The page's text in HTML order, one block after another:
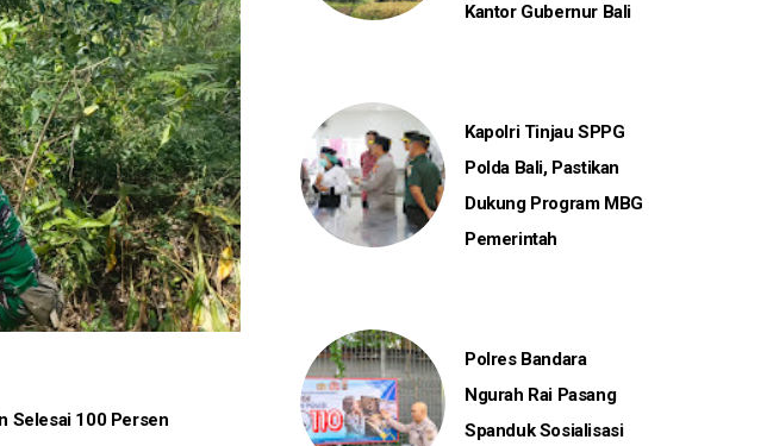
Selesai 100 Persen
Kantor Gubernur Bali
Kapolri Tinjau SPPG
Polda Bali, Pastikan
Dukung Program MBG
Pemerintah
Polres Bandara
Ngurah Rai Pasang
Spanduk Sosialisasi